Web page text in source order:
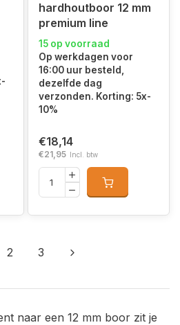
hardhoutboor 12 mm
premium line
15 op voorraad
Op werkdagen voor
16:00 uur besteld,
dezelfde dag
verzonden. Korting: 5x-
10%
€18,14
€21,95 Incl. btw
2 3
naar een 12 mm boor zit je